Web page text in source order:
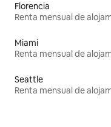
Florencia
Miami
Seattle